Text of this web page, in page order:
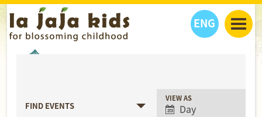
ENG
教學活動
丫丫活動
健康生活館
FIND EVENTS Event
Views
VIEW AS
Day